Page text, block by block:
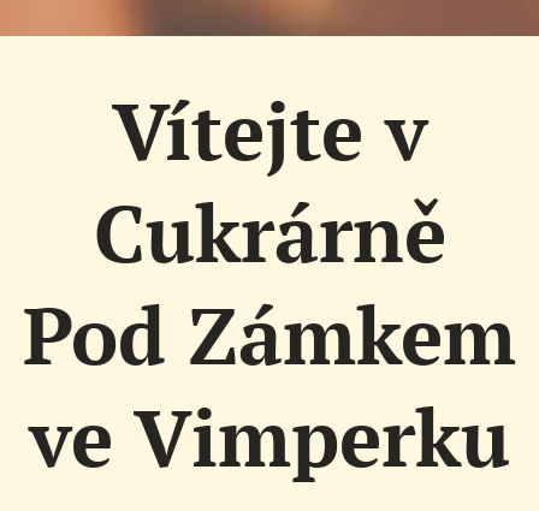
Vítejte v
Cukrárně
Pod Zámkem
ve Vimperku